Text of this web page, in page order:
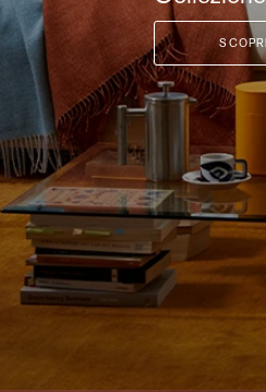
SCOPRI